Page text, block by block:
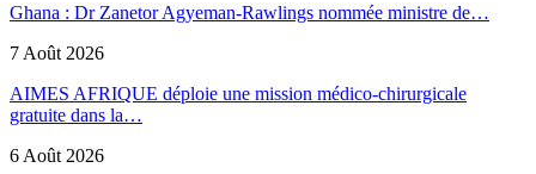
Ghana : Dr Zanetor Agyeman-Rawlings nommée ministre de…
7 Août 2026
AIMES AFRIQUE déploie une mission médico-chirurgicale
gratuite dans la…
6 Août 2026